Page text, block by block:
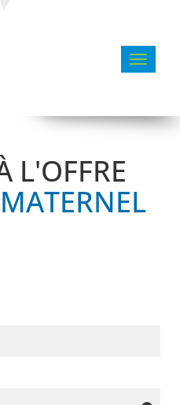
Toggle
L'OFFRE